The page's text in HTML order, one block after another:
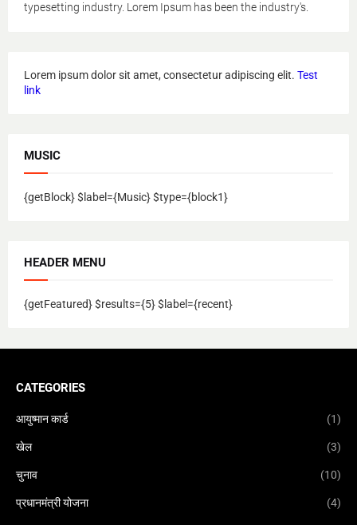
typesetting industry. Lorem Ipsum has been the industry's.
Lorem ipsum dolor sit amet, consectetur adipiscing elit. Test
link
MUSIC
{getBlock} $label={Music} $type={block1}
HEADER MENU
{getFeatured} $results={5} $label={recent}
CATEGORIES
आयुष्मान कार्ड (1)
खेल (3)
चुनाव (10)
प्रधानमंत्री योजना (4)